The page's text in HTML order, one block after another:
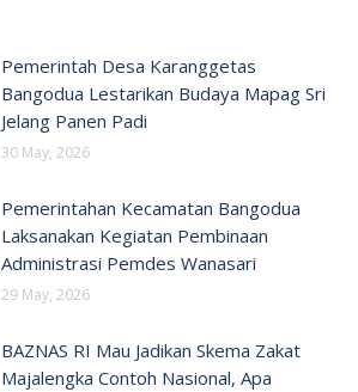
Pemerintah Desa Karanggetas
Bangodua Lestarikan Budaya Mapag Sri
Jelang Panen Padi
30 May, 2026
Pemerintahan Kecamatan Bangodua
Laksanakan Kegiatan Pembinaan
Administrasi Pemdes Wanasari
29 May, 2026
BAZNAS RI Mau Jadikan Skema Zakat
Majalengka Contoh Nasional, Apa